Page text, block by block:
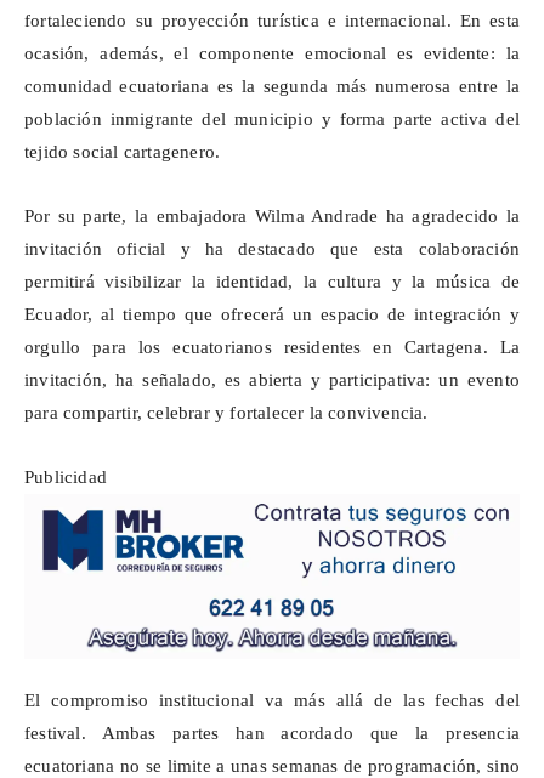
fortaleciendo su proyección turística e internacional. En esta
ocasión, además, el componente emocional es evidente: la
comunidad ecuatoriana es la segunda más numerosa entre la
población inmigrante del municipio y forma parte activa del
tejido social cartagenero.
Por su parte, la embajadora Wilma Andrade ha agradecido la
invitación oficial y ha destacado que esta colaboración
permitirá visibilizar la identidad, la cultura y la música de
Ecuador, al tiempo que ofrecerá un espacio de integración y
orgullo para los ecuatorianos residentes en Cartagena. La
invitación, ha señalado, es abierta y participativa: un evento
para compartir, celebrar y fortalecer la convivencia.
Publicidad
El compromiso institucional va más allá de las fechas del
festival. Ambas partes han acordado que la presencia
ecuatoriana no se limite a unas semanas de programación, sino